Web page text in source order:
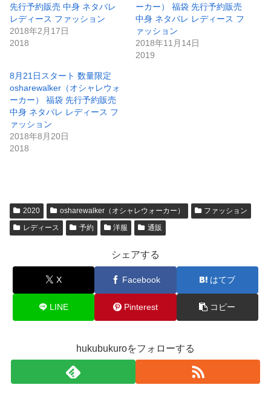
先行予約販売 中身 ネタバレ
レディース ファッション
2018年2月17日
2018
ーカー） 福袋 先行予約販売
中身 ネタバレ レディース フ
ァッション
2018年11月14日
2019
8月21日スタート 数量限定
osharewalker（オシャレウォ
ーカー） 福袋 先行予約販売
中身 ネタバレ レディース フ
ァッション
2018年8月20日
2018
2020 osharewalker（オシャレウォーカー）
ファッション
レディース
予約 洋服 通販
シェアする
X Facebook はてブ
LINE Pinterest コピー
hukubukuroをフォローする